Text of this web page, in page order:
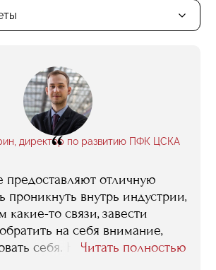
директор по развитию ПФК ЦСКА
“
предоставляют отличную
проникнуть внутрь индустрии,
какие-то связи, завести
на себя внимание,
себя. Ну, а уж как ты этой
Читать полностью